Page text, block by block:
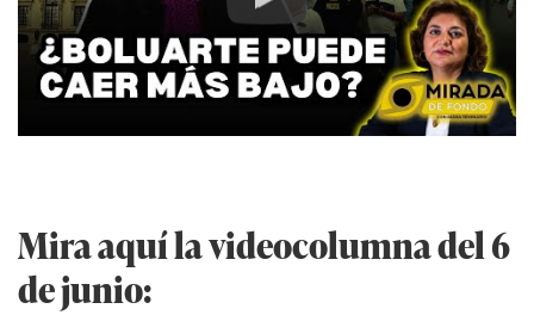
Play
Mira aquí la videocolumna del 6
de junio: